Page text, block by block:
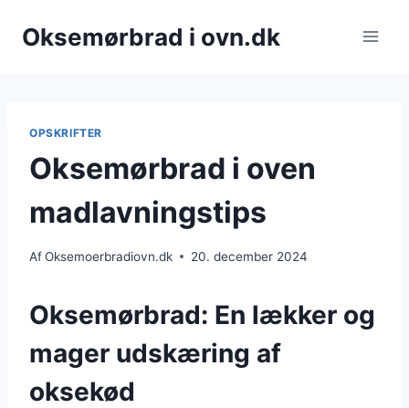
Oksemørbrad i ovn.dk
OPSKRIFTER
Oksemørbrad i oven
madlavningstips
AfOksemoerbradiovn.dk 20. december 2024
Oksemørbrad: En lækker og
mager udskæring af
oksekød